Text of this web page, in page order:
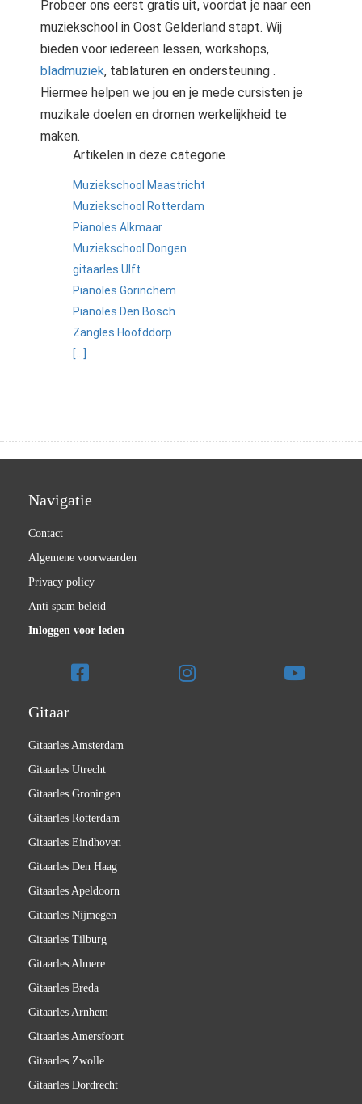
Probeer ons eerst gratis uit, voordat je naar een
muziekschool in Oost Gelderland stapt. Wij
bieden voor iedereen lessen, workshops,
bladmuziek, tablaturen en ondersteuning .
Hiermee helpen we jou en je mede cursisten je
muzikale doelen en dromen werkelijkheid te
maken.
Artikelen in deze categorie
Muziekschool Maastricht
Muziekschool Rotterdam
Pianoles Alkmaar
Muziekschool Dongen
gitaarles Ulft
Pianoles Gorinchem
Pianoles Den Bosch
Zangles Hoofddorp
[...]
Navigatie
Contact
Algemene voorwaarden
Privacy policy
Anti spam beleid
Inloggen voor leden
Gitaar
Gitaarles Amsterdam
Gitaarles Utrecht
Gitaarles Groningen
Gitaarles Rotterdam
Gitaarles Eindhoven
Gitaarles Den Haag
Gitaarles Apeldoorn
Gitaarles Nijmegen
Gitaarles Tilburg
Gitaarles Almere
Gitaarles Breda
Gitaarles Arnhem
Gitaarles Amersfoort
Gitaarles Zwolle
Gitaarles Dordrecht